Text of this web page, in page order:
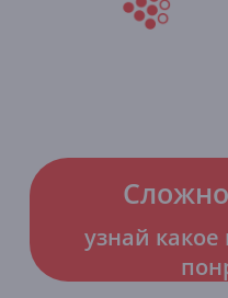
узнай какое